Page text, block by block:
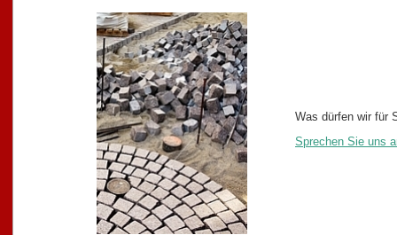
Was dürfen wir für
Sprechen Sie uns